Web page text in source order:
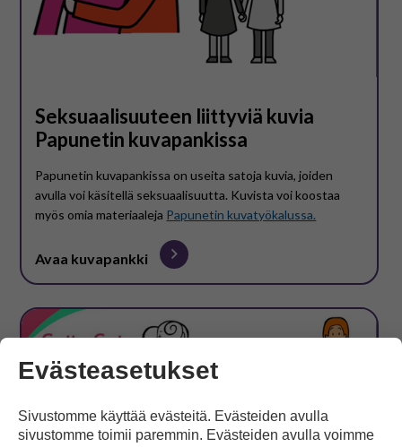
Seksuaalisuuteen liittyviä kuvia
Papunetin kuvapankissa
Papunetin kuvapankissa on useita satoja kuvia, joiden
avulla voi käsitellä seksuaalisuutta. Kuvista voi koostaa
myös omia materiaaleja Papunetin kuvatyökalussa.
Avaa kuvapankki
Evästeasetukset
Sivustomme käyttää evästeitä. Evästeiden avulla
sivustomme toimii paremmin. Evästeiden avulla voimme